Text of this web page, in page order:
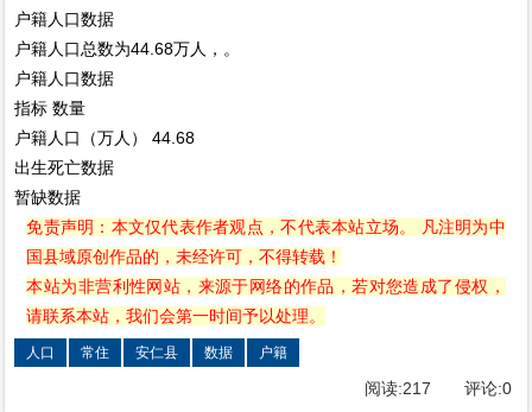
户籍人口数据
户籍人口总数为44.68万人，。
户籍人口数据
指标 数量
户籍人口（万人）
44.68
出生死亡数据
暂缺数据
免责声明：本文仅代表作者观点，不代表本站立场。 凡注明为中
国县域原创作品的，未经许可，不得转载！
本站为非营利性网站，来源于网络的作品，若对您造成了侵权，
请联系本站，我们会第一时间予以处理。
人口 常住 安仁县 数据 户籍
阅读:217 评论:0